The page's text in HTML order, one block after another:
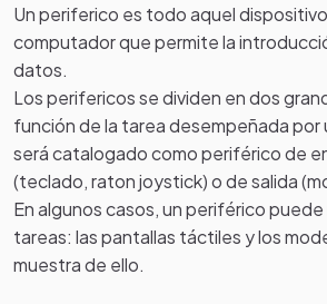
Un periferico es todo aquel
computador que permite la
datos.
Los perifericos se dividen en dos
función de la tarea desempeñada
será catalogado como periférico de
(teclado, raton joystick) o de salida
En algunos casos, un periférico puede
tareas: las pantallas táctiles y los
muestra de ello.